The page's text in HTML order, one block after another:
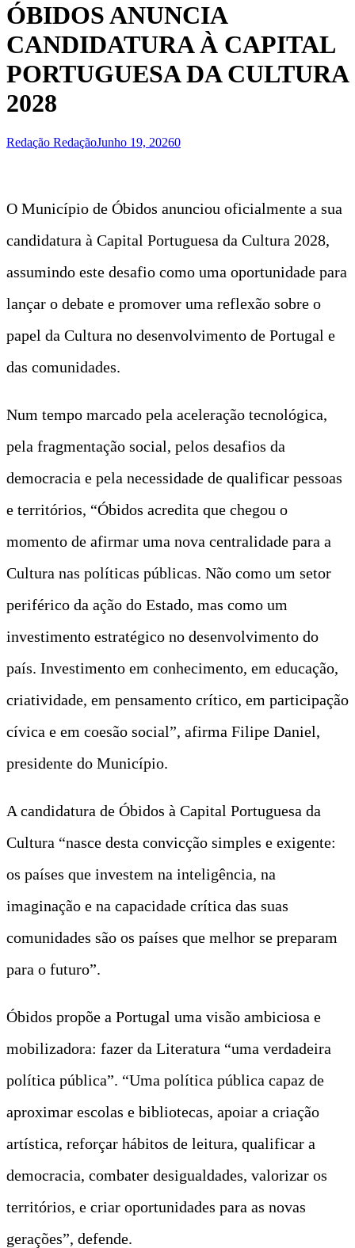
ÓBIDOS ANUNCIA
CANDIDATURA À CAPITAL
PORTUGUESA DA CULTURA
2028
Redação RedaçãoJunho 19, 20260
O Município de Óbidos anunciou oficialmente a sua
candidatura à Capital Portuguesa da Cultura 2028,
assumindo este desafio como uma oportunidade para
lançar o debate e promover uma reflexão sobre o
papel da Cultura no desenvolvimento de Portugal e
das comunidades.
Num tempo marcado pela aceleração tecnológica,
pela fragmentação social, pelos desafios da
democracia e pela necessidade de qualificar pessoas
e territórios, “Óbidos acredita que chegou o
momento de afirmar uma nova centralidade para a
Cultura nas políticas públicas. Não como um setor
periférico da ação do Estado, mas como um
investimento estratégico no desenvolvimento do
país. Investimento em conhecimento, em educação,
criatividade, em pensamento crítico, em participação
cívica e em coesão social”, afirma Filipe Daniel,
presidente do Município.
A candidatura de Óbidos à Capital Portuguesa da
Cultura “nasce desta convicção simples e exigente:
os países que investem na inteligência, na
imaginação e na capacidade crítica das suas
comunidades são os países que melhor se preparam
para o futuro”.
Óbidos propõe a Portugal uma visão ambiciosa e
mobilizadora: fazer da Literatura “uma verdadeira
política pública”. “Uma política pública capaz de
aproximar escolas e bibliotecas, apoiar a criação
artística, reforçar hábitos de leitura, qualificar a
democracia, combater desigualdades, valorizar os
territórios, e criar oportunidades para as novas
gerações”, defende.